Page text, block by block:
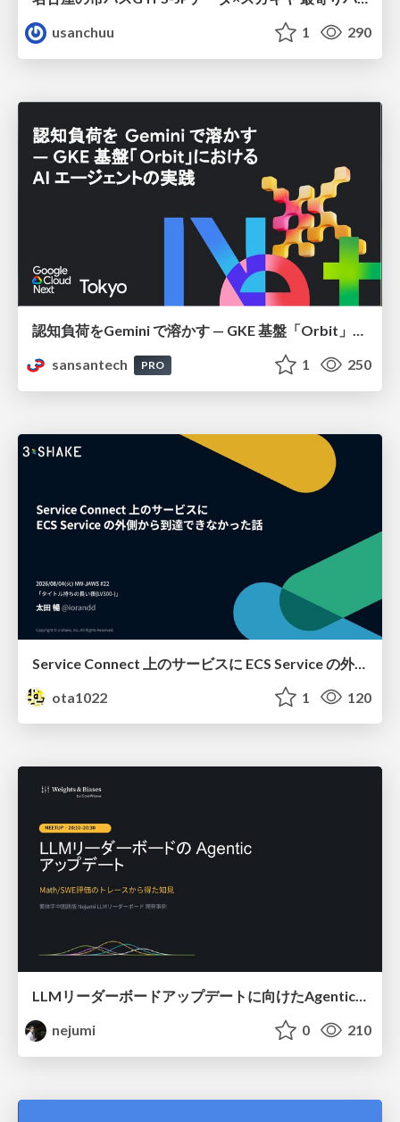
usanchuu
1 290
認知負荷をGemini で溶かす — GKE 基盤「Orbit」における AI エージェントの実践
sansantech
PRO 1 250
Service Connect 上のサービスに ECS Service の外側から到達できなかった話
ota1022
1 120
LLMリーダーボードアップデートに向けたAgentic Math_SWEのトレースについて
nejumi
0 210